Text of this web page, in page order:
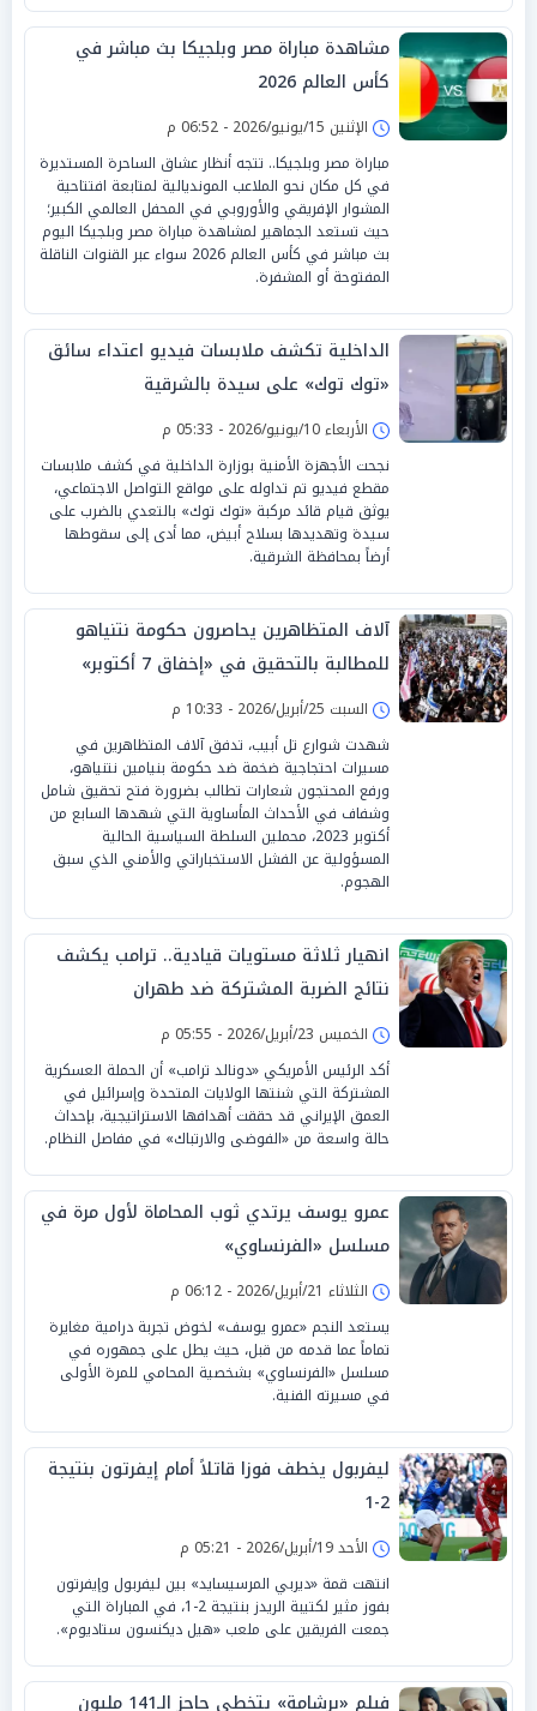
مشاهدة مباراة مصر وبلجيكا بث مباشر في
كأس العالم 2026
الإثنين 15/يونيو/2026 - 06:52 م
مباراة مصر وبلجيكا.. تتجه أنظار عشاق الساحرة المستديرة
في كل مكان نحو الملاعب المونديالية لمتابعة افتتاحية
المشوار الإفريقي والأوروبي في المحفل العالمي الكبير؛
حيث تستعد الجماهير لمشاهدة مباراة مصر وبلجيكا اليوم
بث مباشر في كأس العالم 2026 سواء عبر القنوات الناقلة
المفتوحة أو المشفرة.
الداخلية تكشف ملابسات فيديو اعتداء سائق
«توك توك» على سيدة بالشرقية
الأربعاء 10/يونيو/2026 - 05:33 م
نجحت الأجهزة الأمنية بوزارة الداخلية في كشف ملابسات
مقطع فيديو تم تداوله على مواقع التواصل الاجتماعي،
يوثق قيام قائد مركبة «توك توك» بالتعدي بالضرب على
سيدة وتهديدها بسلاح أبيض، مما أدى إلى سقوطها
أرضاً بمحافظة الشرقية.
آلاف المتظاهرين يحاصرون حكومة نتنياهو
للمطالبة بالتحقيق في «إخفاق 7 أكتوبر»
السبت 25/أبريل/2026 - 10:33 م
شهدت شوارع تل أبيب، تدفق آلاف المتظاهرين في
مسيرات احتجاجية ضخمة ضد حكومة بنيامين نتنياهو،
ورفع المحتجون شعارات تطالب بضرورة فتح تحقيق شامل
وشفاف في الأحداث المأساوية التي شهدها السابع من
أكتوبر 2023، محملين السلطة السياسية الحالية
المسؤولية عن الفشل الاستخباراتي والأمني الذي سبق
الهجوم.
انهيار ثلاثة مستويات قيادية.. ترامب يكشف
نتائج الضربة المشتركة ضد طهران
الخميس 23/أبريل/2026 - 05:55 م
أكد الرئيس الأمريكي «دونالد ترامب» أن الحملة العسكرية
المشتركة التي شنتها الولايات المتحدة وإسرائيل في
العمق الإيراني قد حققت أهدافها الاستراتيجية، بإحداث
حالة واسعة من «الفوضى والارتباك» في مفاصل النظام.
عمرو يوسف يرتدي ثوب المحاماة لأول مرة في
مسلسل «الفرنساوي»
الثلاثاء 21/أبريل/2026 - 06:12 م
يستعد النجم «عمرو يوسف» لخوض تجربة درامية مغايرة
تماماً عما قدمه من قبل، حيث يطل على جمهوره في
مسلسل «الفرنساوي» بشخصية المحامي للمرة الأولى
في مسيرته الفنية.
ليفربول يخطف فوزا قاتلاً أمام إيفرتون بنتيجة
2-1
الأحد 19/أبريل/2026 - 05:21 م
انتهت قمة «ديربي المرسيسايد» بين ليفربول وإيفرتون
بفوز مثير لكتيبة الريدز بنتيجة 2-1، في المباراة التي
جمعت الفريقين على ملعب «هيل ديكنسون ستاديوم».
فيلم «برشامة» يتخطى حاجز الـ141 مليون